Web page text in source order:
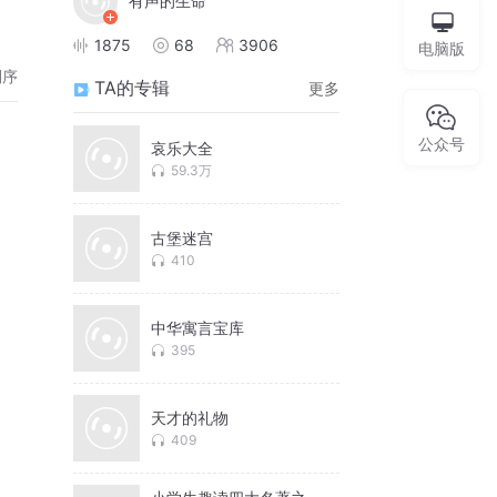
1875 68 3906
TA的专辑 更多
哀乐大全
59.3万
古堡迷宫
410
中华寓言宝库
395
天才的礼物
409
电脑版
公众号